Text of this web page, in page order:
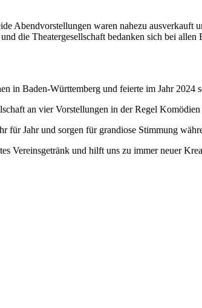
Abendvorstellungen waren nahezu ausverkauft
die Theatergesellschaft bedanken sich bei
in Baden-Württemberg und feierte im Jahr 2024
an vier Vorstellungen in der Regel Komödien
für Jahr und sorgen für grandiose Stimmung
Vereinsgetränk und hilft uns zu immer neuer